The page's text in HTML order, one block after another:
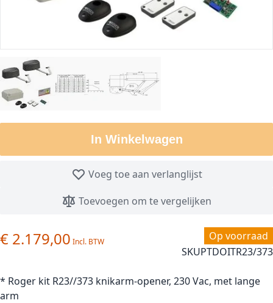
In Winkelwagen
Voeg toe aan verlanglijst
Toevoegen om te vergelijken
Op voorraad
SKUPTDOITR23/373
€ 2.179,00
* Roger kit R23//373 knikarm-opener, 230 Vac, met lange
arm